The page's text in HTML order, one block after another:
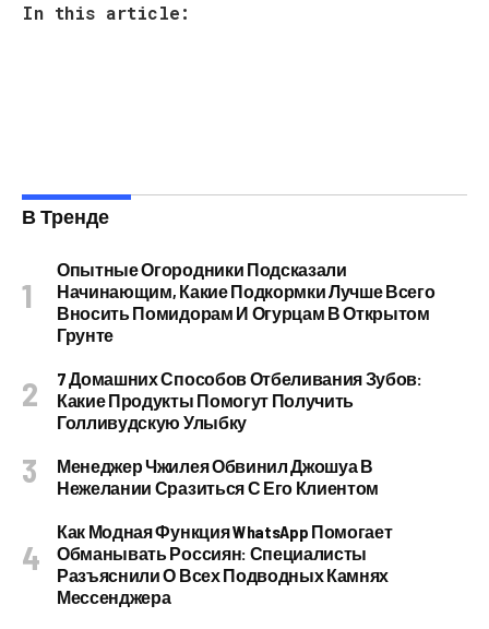
In this article:
В Тренде
Опытные Огородники Подсказали
Начинающим, Какие Подкормки Лучше Всего
Вносить Помидорам И Огурцам В Открытом
Грунте
7 Домашних Способов Отбеливания Зубов:
Какие Продукты Помогут Получить
Голливудскую Улыбку
Менеджер Чжилея Обвинил Джошуа В
Нежелании Сразиться С Его Клиентом
Как Модная Функция WhatsApp Помогает
Обманывать Россиян: Специалисты
Разъяснили О Всех Подводных Камнях
Мессенджера